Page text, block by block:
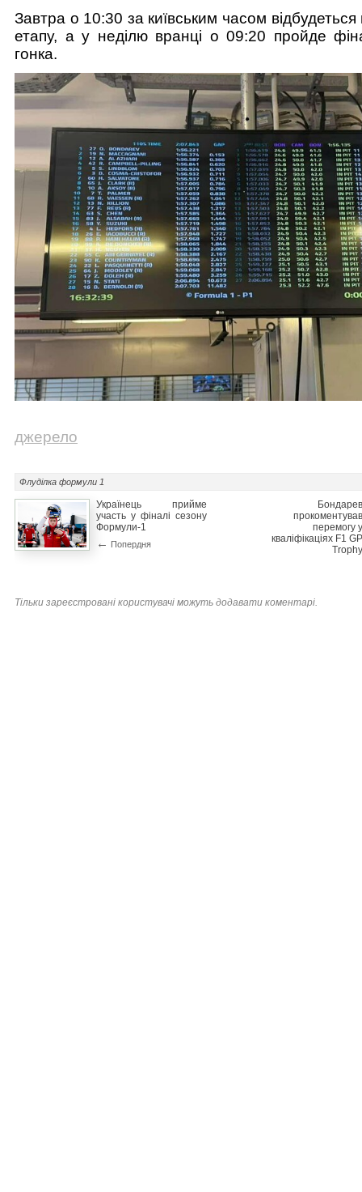
Завтра о 10:30 за київським часом
етапу, а у неділю вранці о 09:20 пройде
гонка.
джерело
Флуділка формули 1
Українець прийме
участь у фіналі сезону
Формули-1
← Попердня
Бондарев
прокоментував
перемогу у
кваліфікаціях F1 GP
Trophy
Тільки зареєстровані користувачі можуть додавати коментарі.